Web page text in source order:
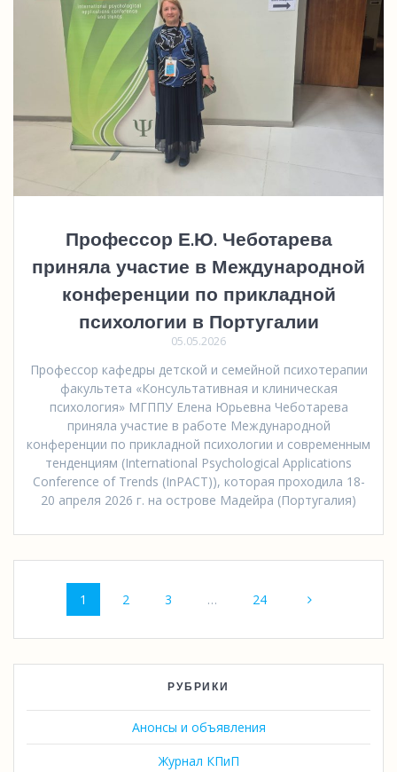
Профессор Е.Ю. Чеботарева
приняла участие в Международной
конференции по прикладной
психологии в Португалии
05.05.2026
Профессор кафедры детской и семейной психотерапии
факультета «Консультативная и клиническая
психология» МГППУ Елена Юрьевна Чеботарева
приняла участие в работе Международной
конференции по прикладной психологии и современным
тенденциям (International Psychological Applications
Conference of Trends (InPACT)), которая проходила 18-
20 апреля 2026 г. на острове Мадейра (Португалия)
Навигация
Страница
1 Страница
2 Страница
3 … Страница
24
РУБРИКИ
Анонсы и объявления
Журнал КПиП